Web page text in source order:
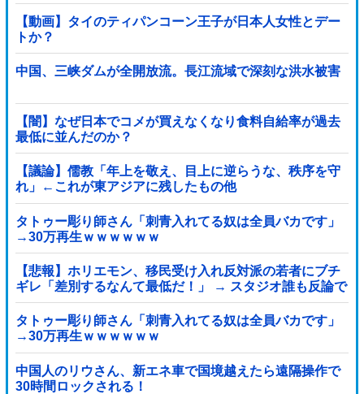
【動画】タイのティパンコーン王子が日本人女性とデー
トか？
中国、三峡ダムが全開放流。長江流域で深刻な洪水被害
【闇】なぜ日本でコメが買えなくなり食料自給率が過去
最低に並んだのか？
【議論】儒教「年上を敬え、目上に逆らうな、秩序を守
れ」←これが東アジアに残したもの他
タトゥー彫り師さん「刺青入れてる奴は全員バカです」
→30万再生ｗｗｗｗｗｗ
【悲報】ホリエモン、移民受け入れ反対派の若者にブチ
ギレ「差別するなんて最低だ！」 → スタジオ誰も反論で
きず沈黙 ………
タトゥー彫り師さん「刺青入れてる奴は全員バカです」
→30万再生ｗｗｗｗｗｗ
中国人のリウさん、新エネ車で国境越えたら遠隔操作で
30時間ロックされる！